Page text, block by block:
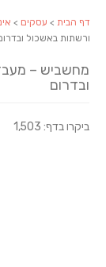
דף הבית > עסקים >
ורשתות באשכול
מחשביש –
ובדרום
ביקרו בדף: 1,503